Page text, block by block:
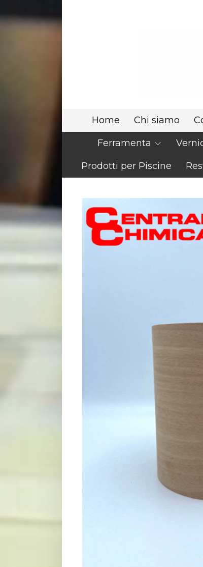
Home Chi siamo
Ferramenta
Prodotti per Piscine